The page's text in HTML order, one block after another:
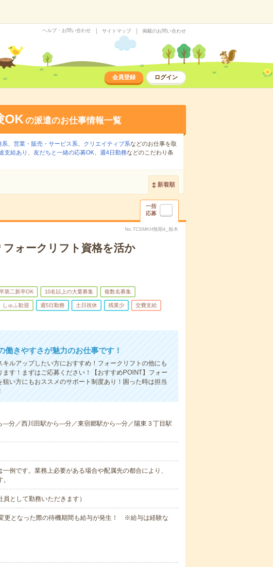
ヘルプ・お問い合わせ サイトマップ 掲載のお問い合わせ
会員登録 ログイン
OKの派遣のお仕事情報一覧
系、 営業・販売・サービス系、 クリエイティブ系などのお仕事を取
支給あり 、 友だちと一緒の応募OK、 週4日勤務などのこだわり条
新着順
一括
応募
No.TCSMKH無期4_栃木
フォークリフト資格を活か
第二新卒OK 10名以上の大量募集 複数名募集
しゅふ歓迎 週5日勤務 土日祝休 残業少 交費支給
きやすさが魅力のお仕事です！
ルアップしたい方におすすめ！フォークリフトの他にも
す！まずはご応募ください！【おすすめPOINT】フォー
い方にもおススメのサポート制度あり！困った時は担当
分／西川田駅から---分／東宿郷駅から---分／陽東３丁目駅
例です。業務上必要がある場合や配属先の都合により、
として勤務いただきます）
となった際の待機期間も給与が発生！ ※給与は経験な